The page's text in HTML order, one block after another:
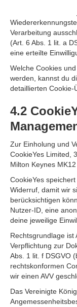
Verarbeitung
(Art. 6 Abs. 1 lit. a
eine erteilte
Welche Cookies
werden, kannst du
detaillierten Cookie-
4.2
Zur Einholung und
CookieYes Limited,
Milton Keynes
CookieYes
Widerruf, damit wir
berücksichtigen
Nutzer-ID, eine
deine jeweilige
Rechtsgrundlage ist
Verpflichtung zur
Abs. 1 lit. f DSGVO
rechtskonformen
wir einen AVV
Das Vereinigte